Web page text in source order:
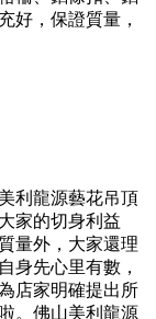
好，保證質量，
利龍源藝花吊頂
家的切身利益
量外，大家還理
身先心里有數，
店家明確提出所
。佛山美利龍源